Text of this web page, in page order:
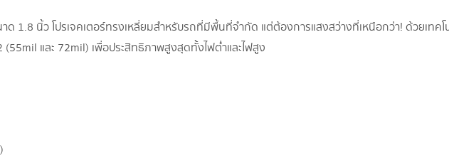
1.8 นิ้ว โปรเจคเตอร์ทรงเหลี่ยมสำหรับรถที่มีพื้นที่จำกัด แต่ต้องการแสงสว่างที่เหนือกว่า! ด้วยเทคโ
และ 72mil) เพื่อประสิทธิภาพสูงสุดทั้งไฟต่ำและไฟสูง